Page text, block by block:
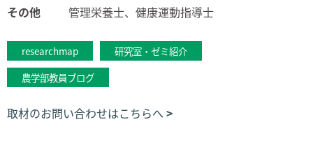
その他
管理栄養士、健康運動指導士
researchmap
研究室・ゼミ紹介
農学部教員ブログ
取材のお問い合わせはこちらへ